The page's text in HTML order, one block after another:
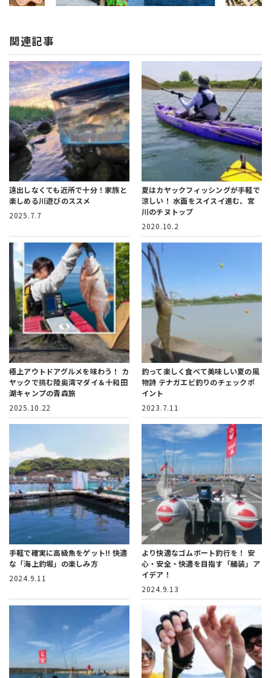
関連記事
遠出しなくても近所で十分！ 家族と
楽しめる川遊びのススメ
2025.7.7
夏はカヤックフィッシングが手軽で
涼しい！水面をスイスイ進む、宮
川のチヌトップ
2020.10.2
極上アウトドアグルメを味わう！ カ
ヤックで挑む陸奥湾マダイ＆十和田
湖キャンプの青森旅
2025.10.22
釣って楽しく食べて美味しい夏の風
物詩 テナガエビ釣りのチェックポ
イント
2023.7.11
手軽で確実に高級魚をゲット!! 快適
な「海上釣堀」の楽しみ方
2024.9.11
より快適なゴムボート釣行を！ 安
心・安全・快適を目指す「艤装」ア
イデア！
2024.9.13